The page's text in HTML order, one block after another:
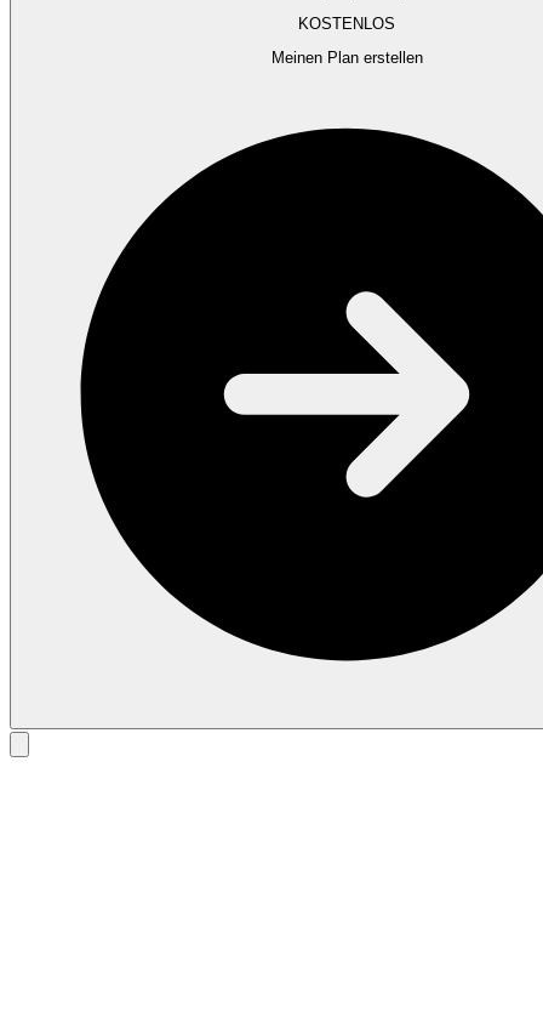
KOSTENLOS
Meinen Plan erstellen